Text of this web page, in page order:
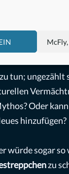
Inc. All Rights
Zielgruppe)
echten
tun;
Oder
hinzufügen?
würde sogar
zu